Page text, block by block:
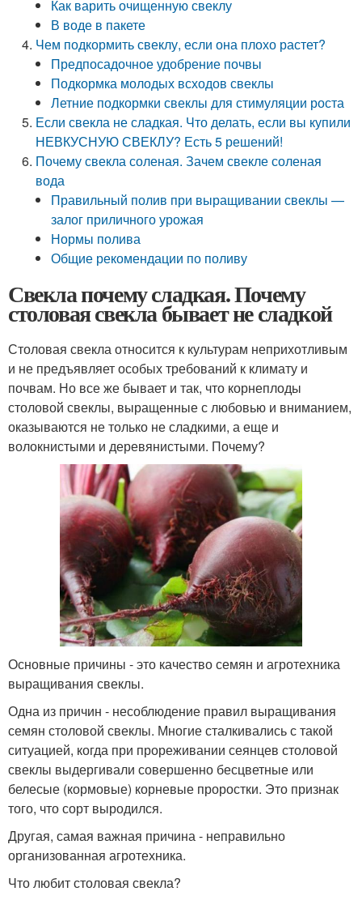
Как варить очищенную свеклу
В воде в пакете
Чем подкормить свеклу, если она плохо растет?
Предпосадочное удобрение почвы
Подкормка молодых всходов свеклы
Летние подкормки свеклы для стимуляции роста
Если свекла не сладкая. Что делать, если вы купили
НЕВКУСНУЮ СВЕКЛУ? Есть 5 решений!
Почему свекла соленая. Зачем свекле соленая
вода
Правильный полив при выращивании свеклы —
залог приличного урожая
Нормы полива
Общие рекомендации по поливу
Свекла почему сладкая. Почему
столовая свекла бывает не сладкой
Столовая свекла относится к культурам неприхотливым
и не предъявляет особых требований к климату и
почвам. Но все же бывает и так, что корнеплоды
столовой свеклы, выращенные с любовью и вниманием,
оказываются не только не сладкими, а еще и
волокнистыми и деревянистыми. Почему?
Основные причины - это качество семян и агротехника
выращивания свеклы.
Одна из причин - несоблюдение правил выращивания
семян столовой свеклы. Многие сталкивались с такой
ситуацией, когда при прореживании сеянцев столовой
свеклы выдергивали совершенно бесцветные или
белесые (кормовые) корневые проростки. Это признак
того, что сорт выродился.
Другая, самая важная причина - неправильно
организованная агротехника.
Что любит столовая свекла?